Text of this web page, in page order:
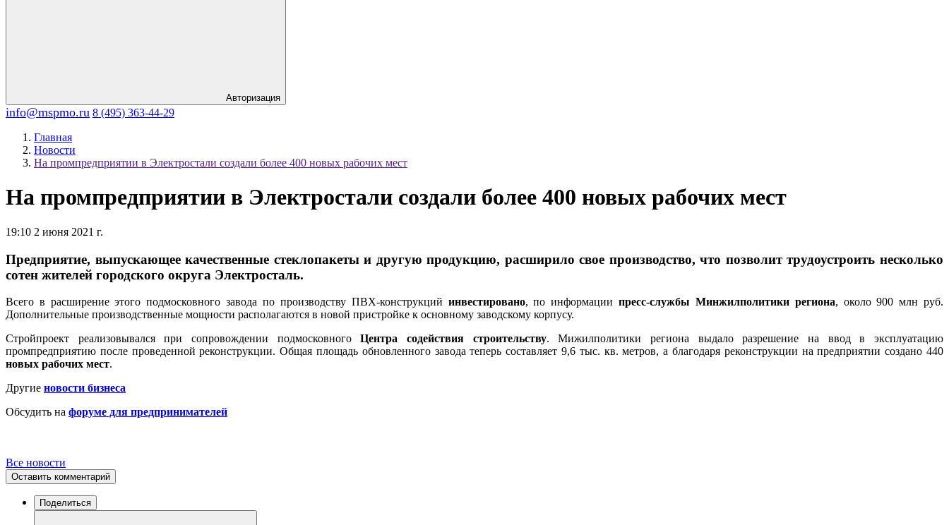
Авторизация
info@mspmo.ru 8 (495) 363-44-29
Главная
Новости
На промпредприятии в Электростали создали более 400 новых рабочих мест
На промпредприятии в Электростали создали более 400 новых рабочих мест
19:10 2 июня 2021 г.
Предприятие, выпускающее качественные стеклопакеты и другую продукцию, расширило свое производство, что позволит трудоустроить несколько
сотен жителей городского округа Электросталь.
Всего в расширение этого подмосковного завода по производству ПВХ-конструкций инвестировано, по информации пресс-службы Минжилполитики региона, около 900 млн руб.
Дополнительные производственные мощности располагаются в новой пристройке к основному заводскому корпусу.
Стройпроект реализовывался при сопровождении подмосковногоЦентра содействия строительству. Мижилполитики региона выдало разрешение на ввод в эксплуатацию
промпредприятию после проведенной реконструкции. Общая площадь обновленного завода теперь составляет 9,6 тыс. кв. метров, а благодаря реконструкции на предприятии создано 440
новых рабочих мест.
Другие новости бизнеса
Обсудить на форуме для предпринимателей
Все новости
Оставить комментарий
Поделиться